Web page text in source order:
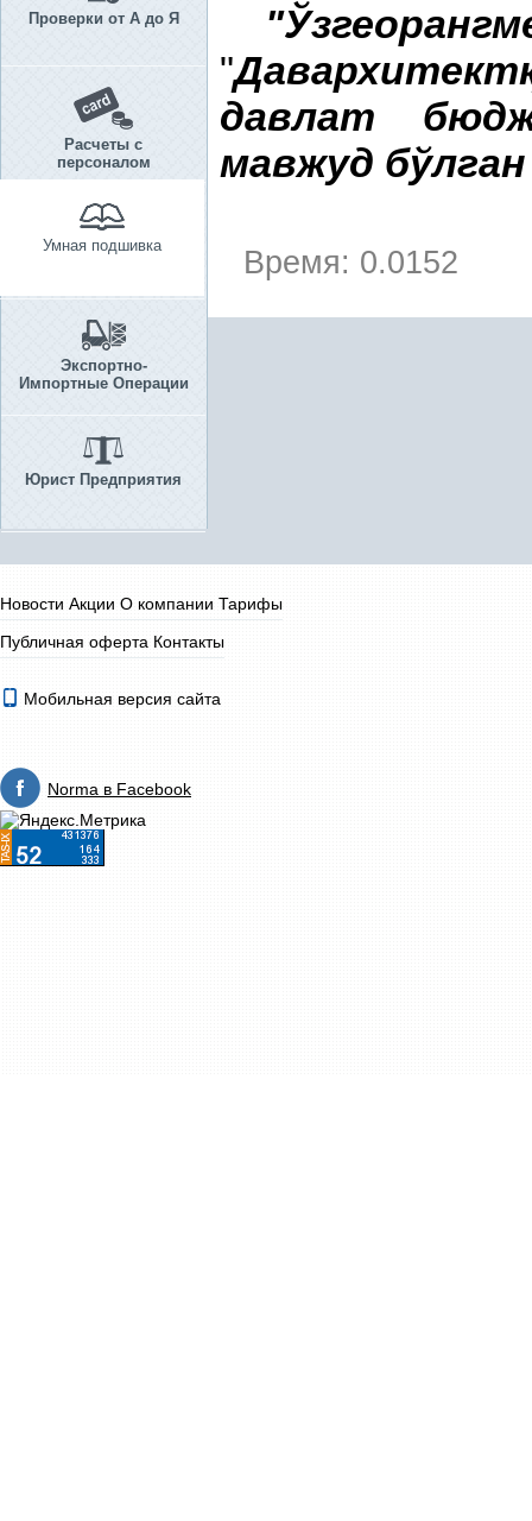
Проверки от А до Я
Расчеты с
персоналом
Умная подшивка
Экспортно-
Импортные Операции
Юрист Предприятия
"Давархитект
давлат
мавжуд
Время: 0.0152
Новости Акции О компании Тарифы
Публичная оферта Контакты
Мобильная версия сайта
Norma в Facebook